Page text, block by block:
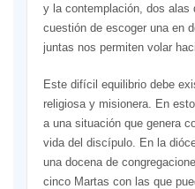
y la contemplación, dos alas
cuestión de escoger una en
juntas nos permiten volar
Este difícil equilibrio debe
religiosa y misionera. En
a una situación que genera
vida del discípulo. En la
una docena de
cinco Martas con las que